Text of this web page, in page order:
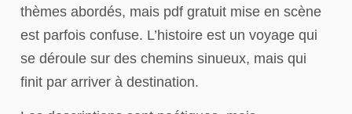
thèmes abordés, mais pdf gratuit mise en scène
est parfois confuse. L’histoire est un voyage qui
se déroule sur des chemins sinueux, mais qui
finit par arriver à destination.